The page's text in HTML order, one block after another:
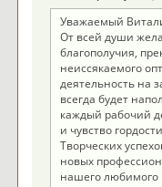
Уважаемый
От всей души
благополучия,
неиссякаемого
деятельность на
всегда будет
каждый рабочий
и чувство
Творческих
новых
нашего любимого